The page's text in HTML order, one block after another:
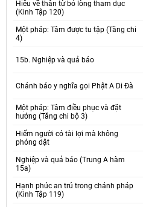
Hiểu về thân từ bỏ lòng tham dục
(Kinh Tập 120)
Một pháp: Tâm được tu tập (Tăng chi
4)
15b. Nghiệp và quả báo
Chánh báo y nghĩa gọi Phật A Di Đà
Một pháp: Tâm điều phục và đặt
hướng (Tăng chi bộ 3)
Hiếm người có tài lợi mà không
phóng dật
Nghiệp và quả báo (Trung A hàm
15a)
Hạnh phúc an trú trong chánh pháp
(Kinh Tập 119)